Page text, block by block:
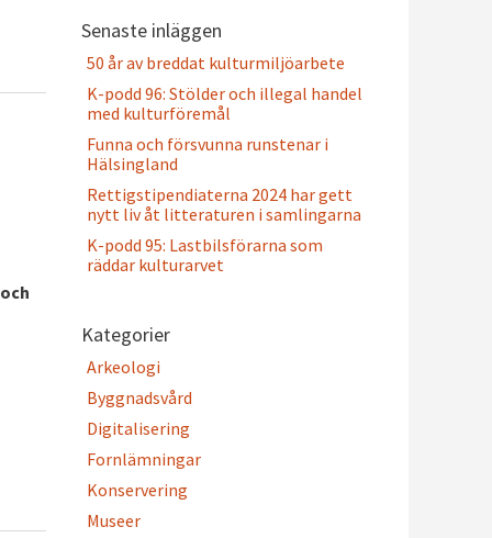
Senaste inläggen
50 år av breddat kulturmiljöarbete
K-podd 96: Stölder och illegal handel
med kulturföremål
Funna och försvunna runstenar i
Hälsingland
Rettigstipendiaterna 2024 har gett
nytt liv åt litteraturen i samlingarna
K-podd 95: Lastbilsförarna som
räddar kulturarvet
Kategorier
Arkeologi
Byggnadsvård
Digitalisering
Fornlämningar
Konservering
Museer